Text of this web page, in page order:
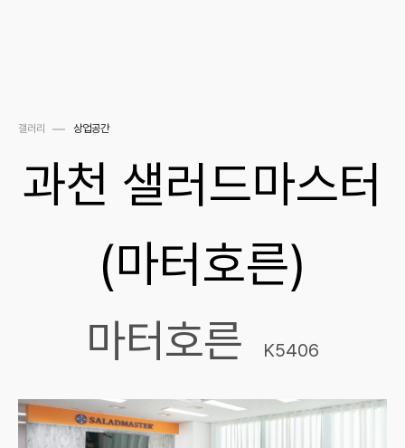
과천 샐러드마스터
(마터호른)
마터호른 K5406
갤러리 상업공간